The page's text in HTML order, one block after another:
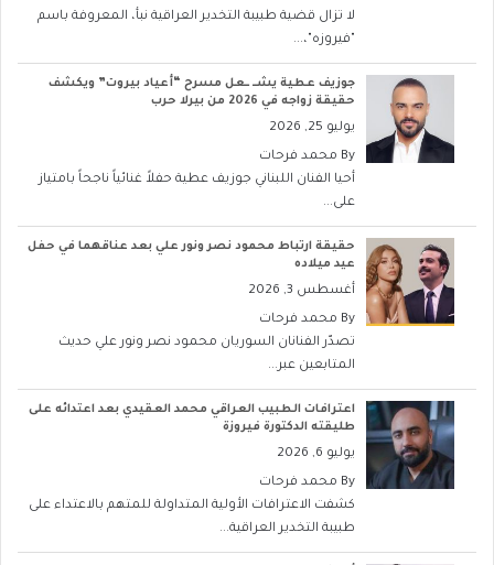
لا تزال قضية طبيبة التخدير العراقية نبأ، المعروفة باسم
"فيروزه"،...
جوزيف عطية يشــ ــعل مسرح “أعياد بيروت” ويكشف
حقيقة زواجه في 2026 من بيرلا حرب
يوليو 25, 2026
By محمد فرحات
أحيا الفنان اللبناني جوزيف عطية حفلاً غنائياً ناجحاً بامتياز
على...
حقيقة ارتباط محمود نصر ونور علي بعد عناقهما في حفل
عيد ميلاده
أغسطس 3, 2026
By محمد فرحات
تصدّر الفنانان السوريان محمود نصر ونور علي حديث
المتابعين عبر...
اعترافات الطبيب العراقي محمد العقيدي بعد اعتدائه على
طليقته الدكتورة فيروزة
يوليو 6, 2026
By محمد فرحات
كشفت الاعترافات الأولية المتداولة للمتهم بالاعتداء على
طبيبة التخدير العراقية...